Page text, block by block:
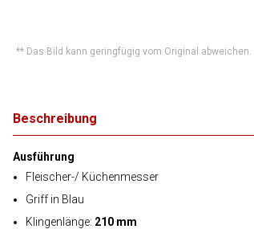
** Das Bild kann geringfügig vom Original abweichen.
Beschreibung
Ausführung
Fleischer-/ Küchenmesser
Griff in Blau
Klingenlänge: 210 mm